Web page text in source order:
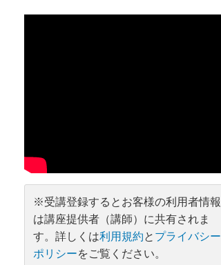
※受講登録するとお客様の利用者情報
は講座提供者（講師）に共有されま
す。詳しくは利用規約と プライバシー
ポリシーをご覧ください。